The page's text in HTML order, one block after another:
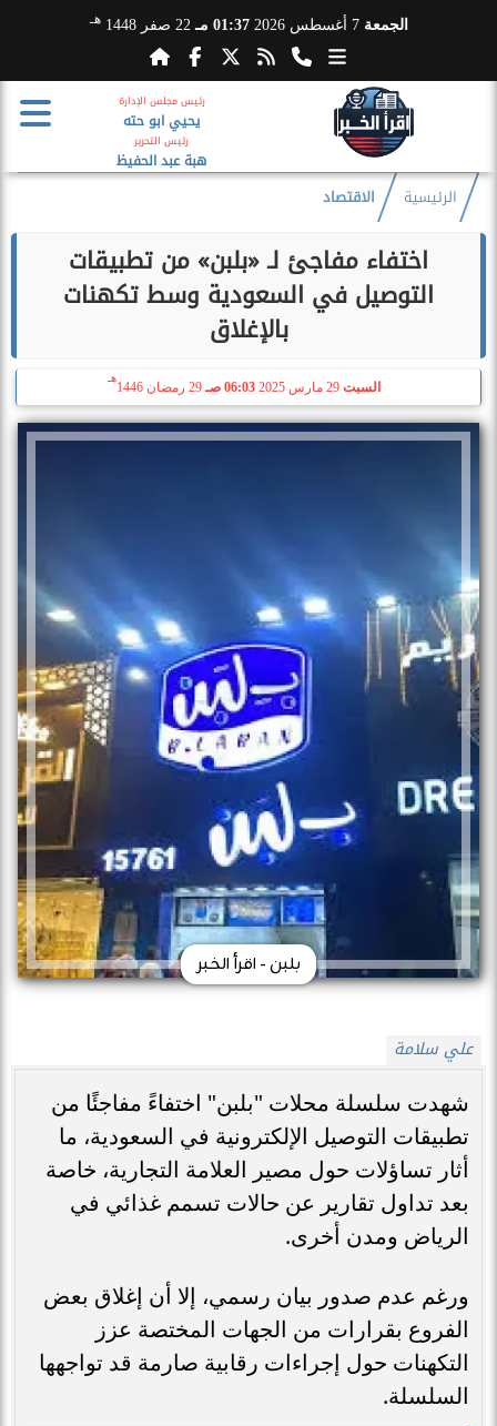
الجمعة 7 أغسطس 2026 01:37 مـ 22 صفر 1448 هـ
رئيس مجلس الإدارة
يحيي ابو حته
رئيس التحرير
هبة عبد الحفيظ
الرئيسية الاقتصاد
اختفاء مفاجئ لـ «بلبن» من تطبيقات
التوصيل في السعودية وسط تكهنات
بالإغلاق
السبت 06:03 صـ 29 رمضان 1446
هـ
بلبن - اقرأ الخبر
علي سلامة
شهدت سلسلة محلات "بلبن" اختفاءً مفاجئًا من
تطبيقات التوصيل الإلكترونية في السعودية، ما
أثار تساؤلات حول مصير العلامة التجارية، خاصة
بعد تداول تقارير عن حالات تسمم غذائي في
الرياض ومدن أخرى.
ورغم عدم صدور بيان رسمي، إلا أن إغلاق بعض
الفروع بقرارات من الجهات المختصة عزز
التكهنات حول إجراءات رقابية صارمة قد تواجهها
السلسلة.